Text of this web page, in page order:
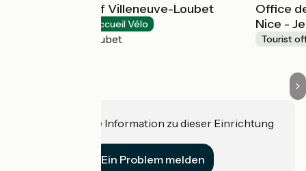
Tourist Office of Villeneuve-Loubet
Accueil Vélo
Villeneuve-Loubet
Office
Nice -
Tourist
Haben Sie eine Information zu dieser Einrichtung
Ein Problem melden